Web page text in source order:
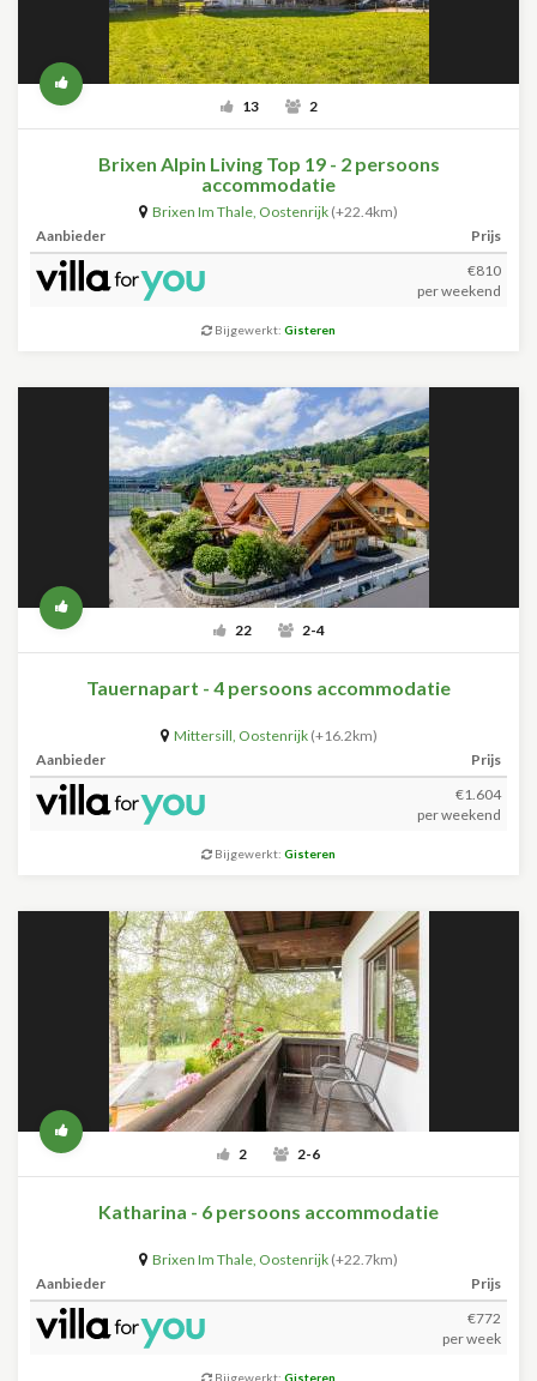
13 2
Brixen Alpin Living Top 19 - 2 persoons
accommodatie
Brixen Im Thale, Oostenrijk (+22.4km)
Aanbieder
Prijs
€810
per weekend
Bijgewerkt: Gisteren
22 2-4
Tauernapart - 4 persoons accommodatie
Mittersill, Oostenrijk (+16.2km)
Aanbieder
Prijs
€1.604
per weekend
Bijgewerkt: Gisteren
2 2-6
Katharina - 6 persoons accommodatie
Brixen Im Thale, Oostenrijk (+22.7km)
Aanbieder
Prijs
€772
per week
Bijgewerkt: Gisteren